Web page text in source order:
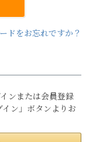
ドをお忘れですか？
ンまたは会員登録
ン」ボタンよりお